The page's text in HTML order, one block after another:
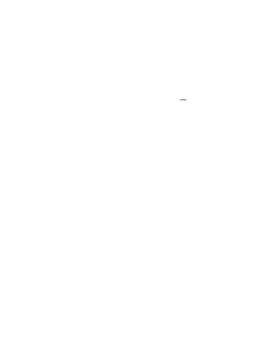
учебное заведение в Новосибирске. Основанная в 1956
стала первым музыкальным высшим учебным
России[3]. С 1957 года она носит имя Михаила Ивановича